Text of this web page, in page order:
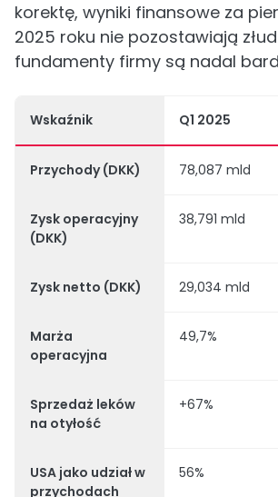
korektę, wyniki finansowe za
2025 roku nie pozostawiają
fundamenty firmy są nadal
Wskaźnik Q1 2025
Przychody (DKK) 78,087 mld
Zysk operacyjny
(DKK)
38,791 mld
Zysk netto (DKK) 29,034 mld
Marża
operacyjna
49,7%
Sprzedaż leków
na otyłość
+67%
USA jako udział w
przychodach
56%